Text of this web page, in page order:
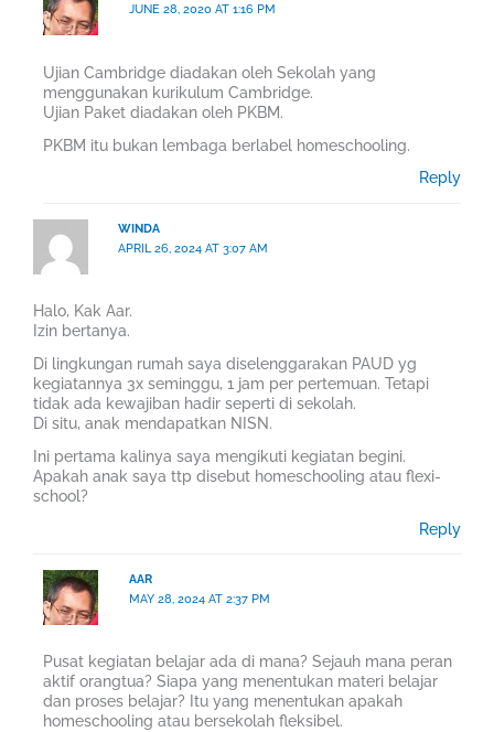
JUNE 28, 2020 AT 1:16 PM
Ujian Cambridge diadakan oleh Sekolah yang
menggunakan kurikulum Cambridge.
Ujian Paket diadakan oleh PKBM.
PKBM itu bukan lembaga berlabel homeschooling.
Reply
WINDA
APRIL 26, 2024 AT 3:07 AM
Halo, Kak Aar.
Izin bertanya.
Di lingkungan rumah saya diselenggarakan PAUD yg
kegiatannya 3x seminggu, 1 jam per pertemuan. Tetapi
tidak ada kewajiban hadir seperti di sekolah.
Di situ, anak mendapatkan NISN.
Ini pertama kalinya saya mengikuti kegiatan begini.
Apakah anak saya ttp disebut homeschooling atau flexi-
school?
Reply
AAR
MAY 28, 2024 AT 2:37 PM
Pusat kegiatan belajar ada di mana? Sejauh mana peran
aktif orangtua? Siapa yang menentukan materi belajar
dan proses belajar? Itu yang menentukan apakah
homeschooling atau bersekolah fleksibel.